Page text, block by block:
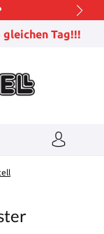
Tag!!!